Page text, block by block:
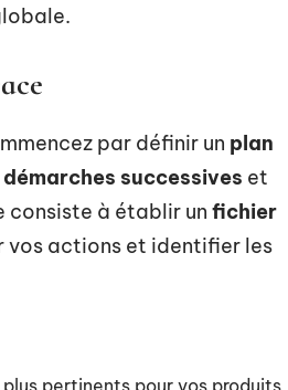
par définir un plan
démarches successives et
consiste à établir un fichier
vos actions et identifier les
pertinents pour vos produits